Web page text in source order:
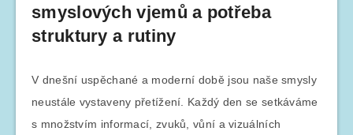
smyslových vjemů a potřeba
struktury a rutiny
V dnešní uspěchané a moderní době jsou naše smysly
neustále vystaveny přetížení. Každý den se setkáváme
s množstvím informací, zvuků, vůní a vizuálních